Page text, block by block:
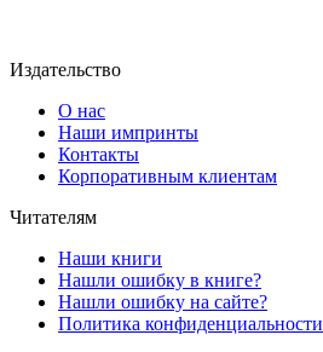
Издательство
О нас
Наши импринты
Контакты
Корпоративным клиентам
Читателям
Наши книги
Нашли ошибку в книге?
Нашли ошибку на сайте?
Политика конфиденциальности